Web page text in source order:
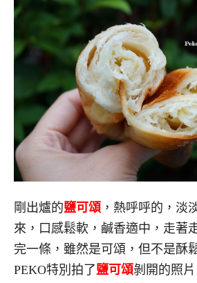
剛出爐的鹽可頌 ，熱呼呼的，淡
來，口感鬆軟，鹹香適中，走著
完一條，雖然是可頌，但不是酥
PEKO特別拍了鹽可頌剝開的照